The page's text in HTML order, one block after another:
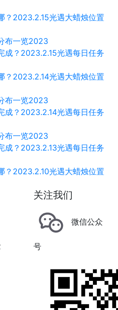
？2023.2.15光遇大蜡烛位置
布一览2023
成？2023.2.15光遇每日任务
？2023.2.14光遇大蜡烛位置
布一览2023
成？2023.2.14光遇每日任务
布一览2023
成？2023.2.13光遇每日任务
？2023.2.10光遇大蜡烛位置
关注我们
微信公众
号